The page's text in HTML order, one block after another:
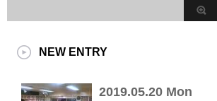
NEW ENTRY
2019.05.20 Mon